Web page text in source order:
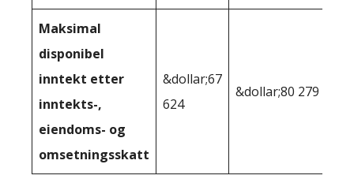
Maksimal
disponibel
inntekt etter
inntekts-,
eiendoms- og
omsetningsskatt
&dollar;67
624
&dollar;80 279